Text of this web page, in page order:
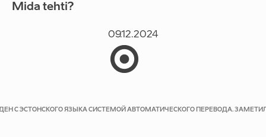
Mida tehti?
09.12.2024
С ЭСТОНСКОГО ЯЗЫКА СИСТЕМОЙ АВТОМАТИЧЕСКОГО ПЕРЕВОДА.